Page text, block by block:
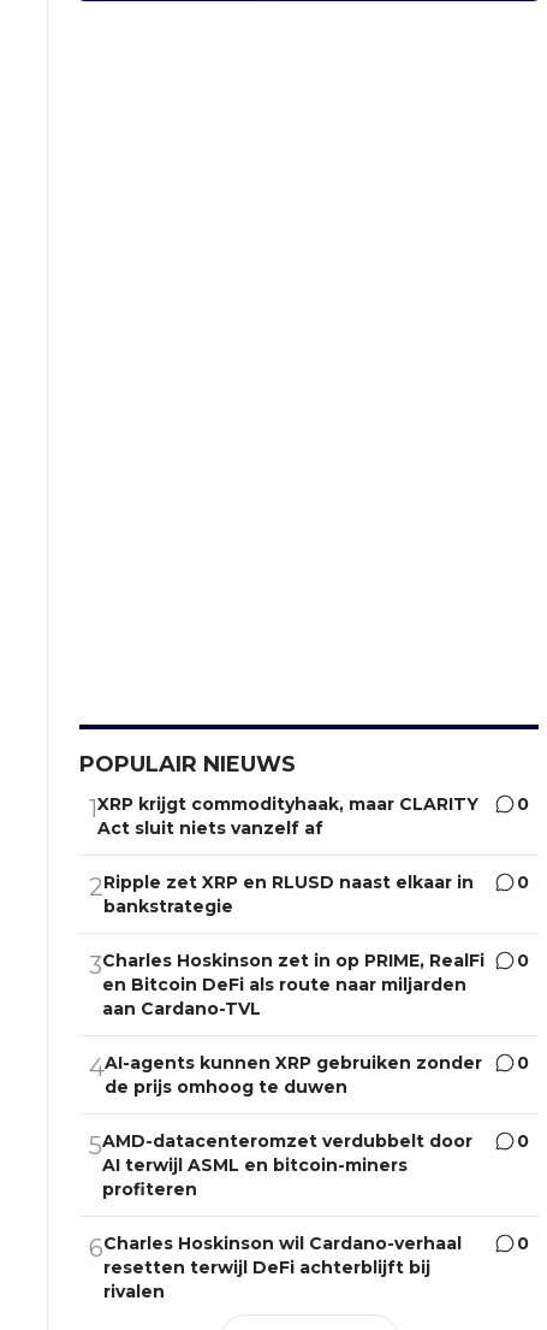
POPULAIR NIEUWS
1XRP krijgt commodityhaak, maar CLARITY
Act sluit niets vanzelf af
0
2Ripple zet XRP en RLUSD naast elkaar in
bankstrategie
0
3Charles Hoskinson zet in op PRIME, RealFi
en Bitcoin DeFi als route naar miljarden
aan Cardano-TVL
0
4AI-agents kunnen XRP gebruiken zonder
de prijs omhoog te duwen
0
5AMD-datacenteromzet verdubbelt door
AI terwijl ASML en bitcoin-miners
profiteren
0
6Charles Hoskinson wil Cardano-verhaal
resetten terwijl DeFi achterblijft bij
rivalen
0